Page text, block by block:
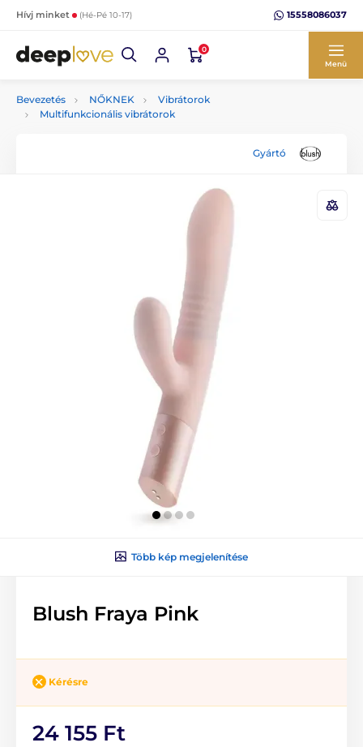
Hívj minket (Hé-Pé 10-17) 15558086037
0
Menü
Bevezetés NŐKNEK
Vibrátorok
Multifunkcionális vibrátorok
Gyártó
Több kép megjelenítése
Blush Fraya Pink
Kérésre
24 155 Ft